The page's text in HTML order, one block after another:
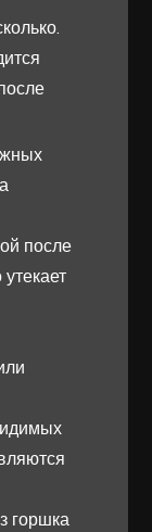
после
горшка